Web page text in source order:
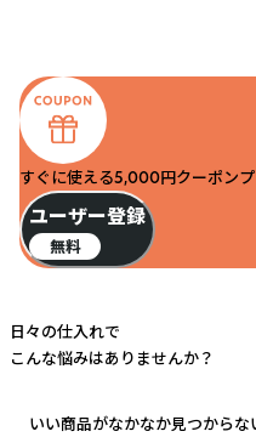
すぐに使える5,000円クーポンプ
ユーザー登録
無料
日々の仕入れで
こんな悩みはありませんか？
いい商品がなかなか見つからな